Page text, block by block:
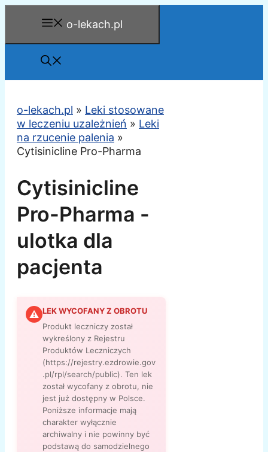
o-lekach.pl
o-lekach.pl » Leki stosowane
w leczeniu uzależnień » Leki
na rzucenie palenia »
Cytisinicline Pro-Pharma
Cytisinicline
Pro-Pharma -
ulotka dla
pacjenta
⚠ LEK WYCOFANY Z OBROTU
Produkt leczniczy został
wykreślony z Rejestru
Produktów Leczniczych
(https://rejestry.ezdrowie.gov
.pl/rpl/search/public). Ten lek
został wycofany z obrotu, nie
jest już dostępny w Polsce.
Poniższe informacje mają
charakter wyłącznie
archiwalny i nie powinny być
podstawą do samodzielnego